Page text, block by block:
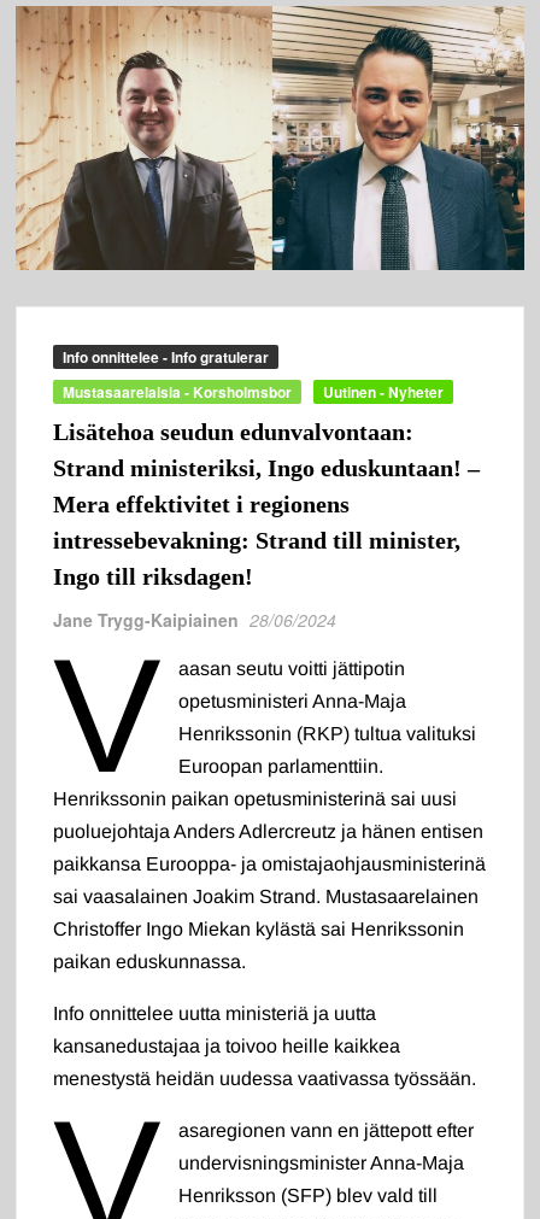
Info onnittelee - Info gratulerar
Mustasaarelaisia - Korsholmsbor
Uutinen - Nyheter
Lisätehoa seudun edunvalvontaan:
Strand ministeriksi, Ingo eduskuntaan! –
Mera effektivitet i regionens
intressebevakning: Strand till minister,
Ingo till riksdagen!
Jane Trygg-Kaipiainen 28/06/2024
V
aasan seutu voitti jättipotin
opetusministeri Anna-Maja
Henrikssonin (RKP) tultua valituksi
Euroopan parlamenttiin.
Henrikssonin paikan opetusministerinä sai uusi
puoluejohtaja Anders Adlercreutz ja hänen entisen
paikkansa Eurooppa- ja omistajaohjausministerinä
sai vaasalainen Joakim Strand. Mustasaarelainen
Christoffer Ingo Miekan kylästä sai Henrikssonin
paikan eduskunnassa.
Info onnittelee uutta ministeriä ja uutta
kansanedustajaa ja toivoo heille kaikkea
menestystä heidän uudessa vaativassa työssään.
V
asaregionen vann en jättepott efter
undervisningsminister Anna-Maja
Henriksson (SFP) blev vald till